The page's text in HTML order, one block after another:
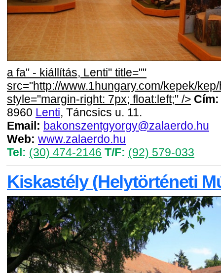
a fa" - kiállítás, Lenti" title=""
src="http://www.1hungary.com/kepek/
style="margin-right: 7px; float:left;" /> Cím:
8960 Lenti, Táncsics u. 11.
Email: bakonszentgyorgy@zalaerdo.hu
Web: www.zalaerdo.hu
Tel: (30) 474-2146 T/F: (92) 579-033
Kiskastély (Helytörténeti